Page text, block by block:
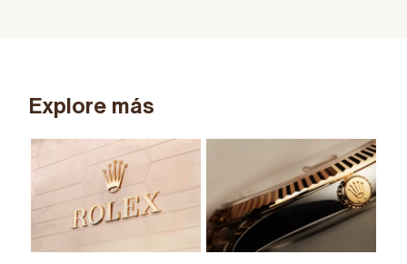
Explore más